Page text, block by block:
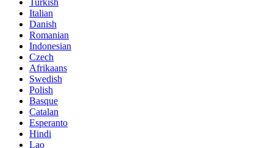
Italian
Danish
Romanian
Indonesian
Czech
Afrikaans
Swedish
Polish
Basque
Catalan
Esperanto
Hindi
Lao